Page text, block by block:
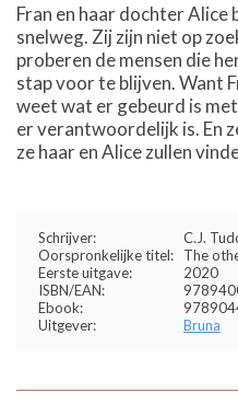
Fran en haar dochter Alice
snelweg. Zij zijn niet op
proberen de mensen die
stap voor te blijven. Want
weet wat er gebeurd is
er verantwoordelijk is. En
ze haar en Alice zullen
Schrijver:
C.J.
Oorspronkelijke titel:
The
Eerste uitgave:
2020
ISBN/EAN:
Ebook:
Uitgever:
Bruna